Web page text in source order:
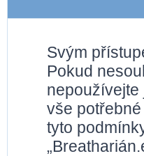
Svým
Pokud
nepoužívejte
vše
tyto